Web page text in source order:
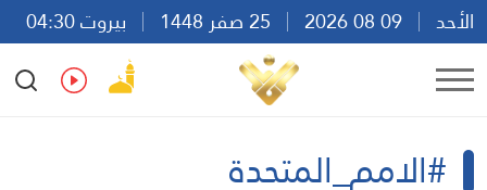
الأحد
بيروت 04:30
Ar
En Fr Es
#الامم_المتحدة